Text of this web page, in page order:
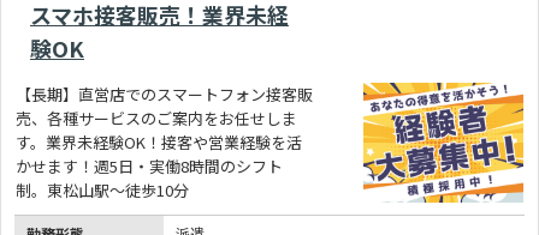
スマホ接客販売！業界未経
験OK
【長期】直営店でのスマートフォン接客販
売、各種サービスのご案内をお任せしま
す。業界未経験OK！接客や営業経験を活
かせます！週5日・実働8時間のシフト
制。東松山駅～徒歩10分